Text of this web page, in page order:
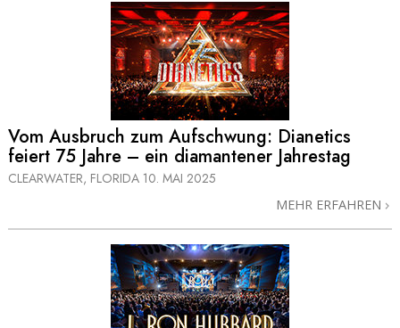
Vom Ausbruch zum Aufschwung: Dianetics
feiert 75 Jahre – ein diamantener Jahrestag
CLEARWATER, FLORIDA 10. MAI 2025
MEHR ERFAHREN